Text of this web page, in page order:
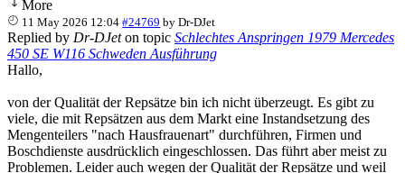
More
11 May 2026 12:04 #24769 byDr-DJet
Replied by Dr-DJeton topic Schlechtes Anspringen 1979 Mercedes
450 SE W116 Schweden Ausführung
Hallo,
von der Qualität der Repsätze bin ich nicht überzeugt. Es gibt zu
viele, die mit Repsätzen aus dem Markt eine Instandsetzung des
Mengenteilers "nach Hausfrauenart" durchführen, Firmen und
Boschdienste ausdrücklich eingeschlossen. Das führt aber meist zu
Problemen. Leider auch wegen der Qualität der Repsätze und weil